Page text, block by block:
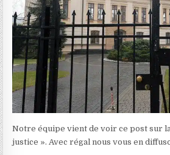
Notre équipe vient de voir ce post sur
justice ». Avec régal nous vous en